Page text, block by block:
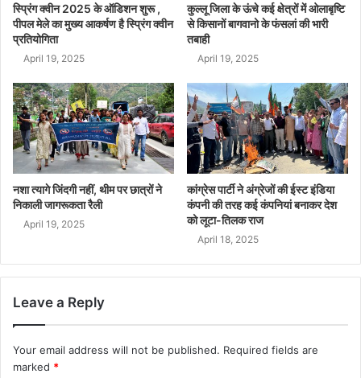
स्प्रिंग क्वीन 2025 के ऑडिशन शुरू ,
पीपल मेले का मुख्य आकर्षण है स्प्रिंग क्वीन
प्रतियोगिता
April 19, 2025
कुल्लू जिला के ऊंचे कई क्षेत्रों में ओलाबृष्टि
से किसानों बागवानो के फंसलां की भारी
तबाही
April 19, 2025
नशा त्यागे जिंदगी नहीं, थीम पर छात्रों ने
निकाली जागरूकता रैली
April 19, 2025
कांग्रेस पार्टी ने अंग्रेजों की ईस्ट इंडिया
कंपनी की तरह कई कंपनियां बनाकर देश
को लूटा-तिलक राज
April 18, 2025
Leave a Reply
Your email address will not be published. Required fields are
marked *